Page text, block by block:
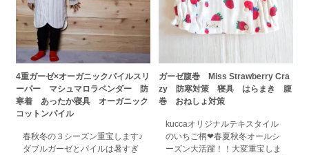
4重ガーゼ×オーガニックパイルスリ
ーパー マシュマロラベンダー 防
寒着 あったか寝具 オーガニック
コットンパイル
春秋冬の３シーズン重宝します♪
ダブルガーゼとパイルは暑すぎ
ガーゼ腹巻 Miss Strawberry Cra
zy 防寒対策 寝具 はらまき 腹
巻 おねしょ対策
kuccaオリジナルテキスタイル
のいちご柄❤春夏秋冬オールシ
ーズン大活躍！！大変重宝しま